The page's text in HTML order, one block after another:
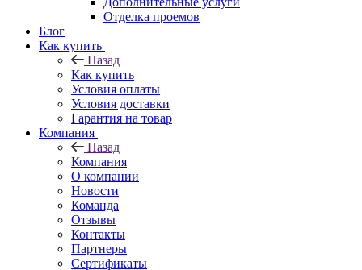
Отделка проемов
Блог
Как купить
Назад
Как купить
Условия оплаты
Условия доставки
Гарантия на товар
Компания
Назад
Компания
О компании
Новости
Команда
Отзывы
Контакты
Партнеры
Сертификаты